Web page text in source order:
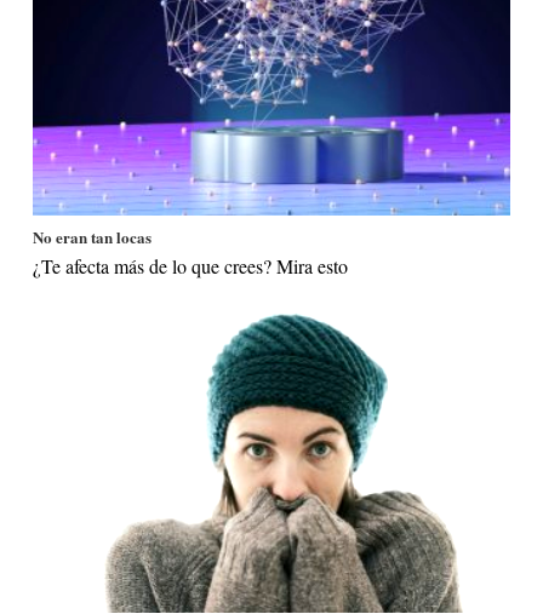
No eran tan locas
¿Te afecta más de lo que crees? Mira esto